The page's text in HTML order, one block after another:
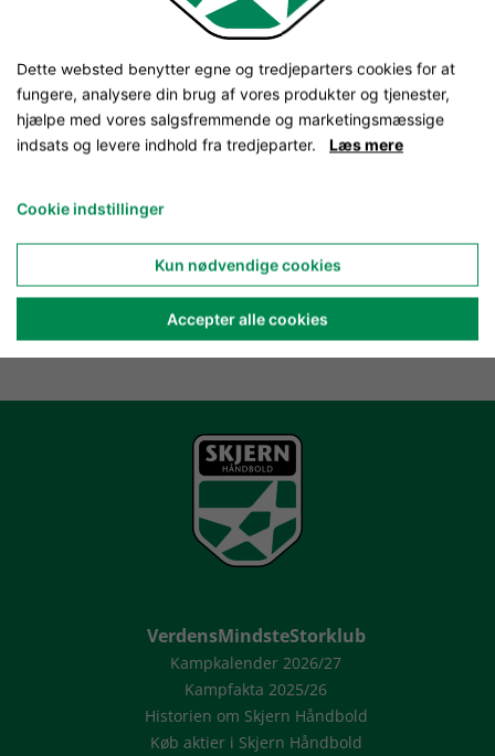
VerdensMindsteStorklub
Kampkalender 2026/27
Kampfakta 2025/26
Historien om Skjern Håndbold
Køb aktier i Skjern Håndbold
Dette websted benytter egne og tredjeparters cookies for at
fungere, analysere din brug af vores produkter og tjenester,
hjælpe med vores salgsfremmende og marketingsmæssige
indsats og levere indhold fra tredjeparter. Læs mere
Cookie indstillinger
Kun nødvendige cookies
Accepter alle cookies